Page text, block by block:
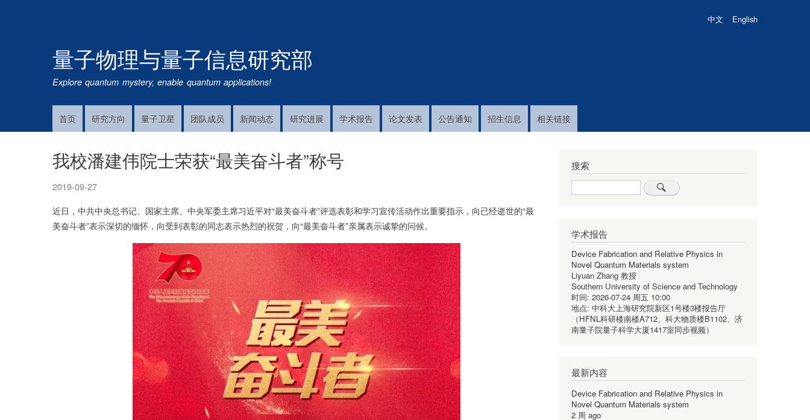
中文 English
量子物理与量子信息研究部
Explore quantum mystery, enable quantum applications!
Main首页 研究方向 量子卫星 团队成员 新闻动态 研究进展 学术报告 论文发表 公告通知 招生信息 相关链接
我校潘建伟院士荣获“最美奋斗者”称号
2019-09-27
近日，中共中央总书记、国家主席、中央军委主席习近平对“最美奋斗者”评选表彰和学习宣传活动作出重要指示，向已经逝世的“最
美奋斗者”表示深切的缅怀，向受到表彰的同志表示热烈的祝贺，向“最美奋斗者”亲属表示诚挚的问候。
搜索
Search
学术报告
Device Fabrication and Relative Physics in
Novel Quantum Materials system
Liyuan Zhang 教授
Southern University of Science and Technology
时间: 2026-07-24 周五 10:00
地点: 中科大上海研究院新区1号楼3楼报告厅
（HFNL科研楼南楼A712、科大物质楼B1102、济
南量子院量子科学大厦1417室同步视频）
最新内容
Device Fabrication and Relative Physics in
Novel Quantum Materials system
2 周 ago